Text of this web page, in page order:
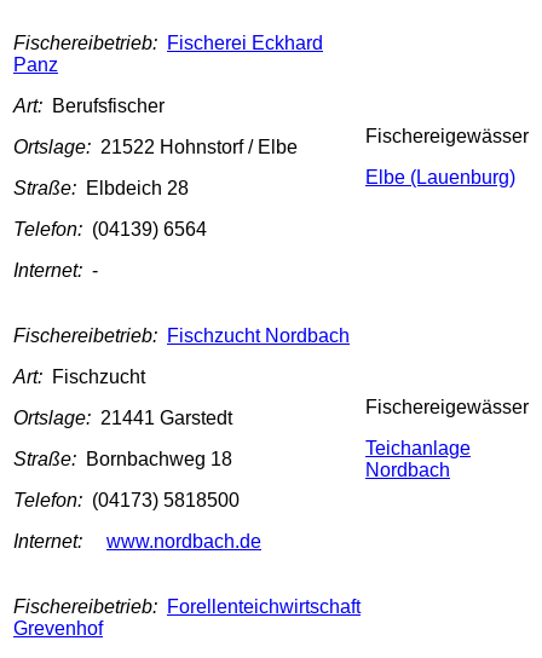
Fischereibetrieb: Fischerei Eckhard
Panz
Art: Berufsfischer
Ortslage: 21522 Hohnstorf / Elbe
Straße: Elbdeich 28
Telefon: (04139) 6564
Internet: -
Fischereigewässer
Elbe (Lauenburg)
Fischereibetrieb: Fischzucht Nordbach
Art: Fischzucht
Ortslage: 21441 Garstedt
Straße: Bornbachweg 18
Telefon: (04173) 5818500
Internet:
www.nordbach.de
Fischereigewässer
Teichanlage
Nordbach
Fischereibetrieb: Forellenteichwirtschaft
Grevenhof